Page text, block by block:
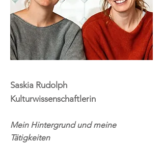
Saskia Rudolph
Kulturwissenschaftlerin
Mein Hintergrund und meine
Tätigkeiten